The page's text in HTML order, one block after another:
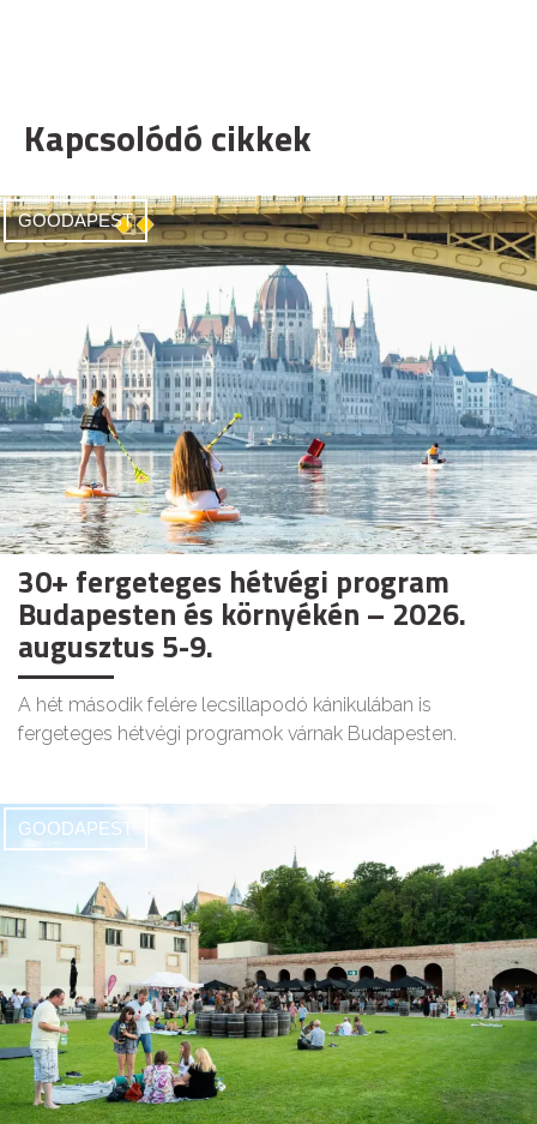
Kapcsolódó cikkek
GOODAPEST
30+ fergeteges hétvégi program
Budapesten és környékén – 2026.
augusztus 5-9.
A hét második felére lecsillapodó kánikulában is
fergeteges hétvégi programok várnak Budapesten.
GOODAPEST